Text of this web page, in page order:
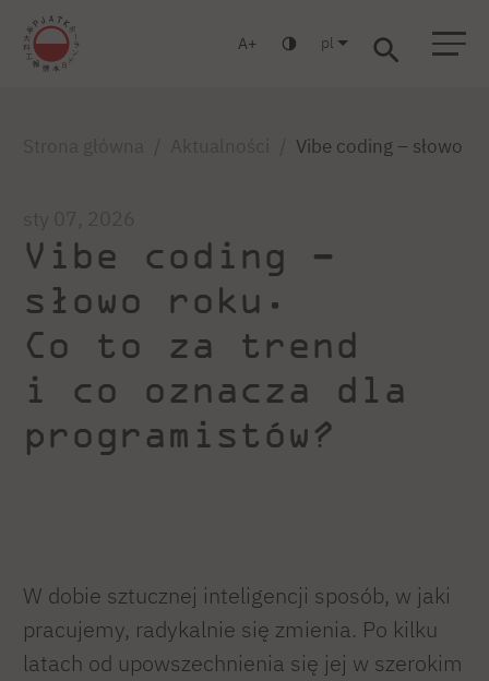
A pl
Vibe coding – słowo
Vibe coding –
słowo roku.
Co to za trend
i co oznacza dla
programistów?
W dobie sztucznej inteligencji sposób, w jaki
pracujemy, radykalnie się zmienia. Po kilku
latach od upowszechnienia się jej w szerokim